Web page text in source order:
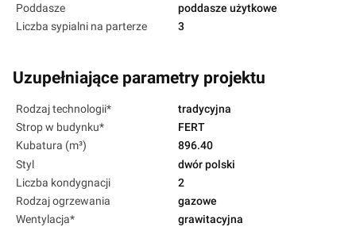
Poddasze
poddasze użytkowe
Liczba sypialni na parterze
3
Uzupełniające parametry projektu
Rodzaj technologii*
tradycyjna
Strop w budynku*
FERT
Kubatura (m³)
896.40
Styl
dwór polski
Liczba kondygnacji
2
Rodzaj ogrzewania
gazowe
Wentylacja*
grawitacyjna